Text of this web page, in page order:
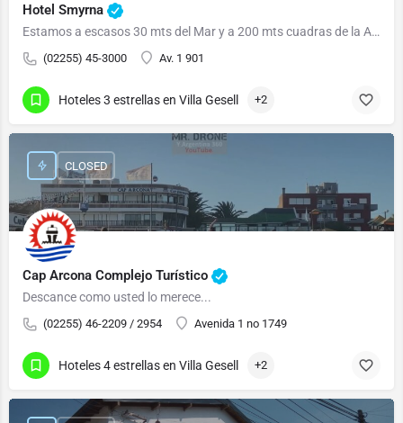
Hotel Smyrna
Estamos a escasos 30 mts del Mar y a 200 mts cuadras de la Av 3 que es la Peatonal Comerci
(02255) 45-3000 Av. 1 901
Hoteles 3 estrellas en Villa Gesell +2
Cap Arcona Complejo Turístico
Descance como usted lo merece...
(02255) 46-2209 / 2954 Avenida 1 no 1749
CLOSED
Hoteles 4 estrellas en Villa Gesell +2